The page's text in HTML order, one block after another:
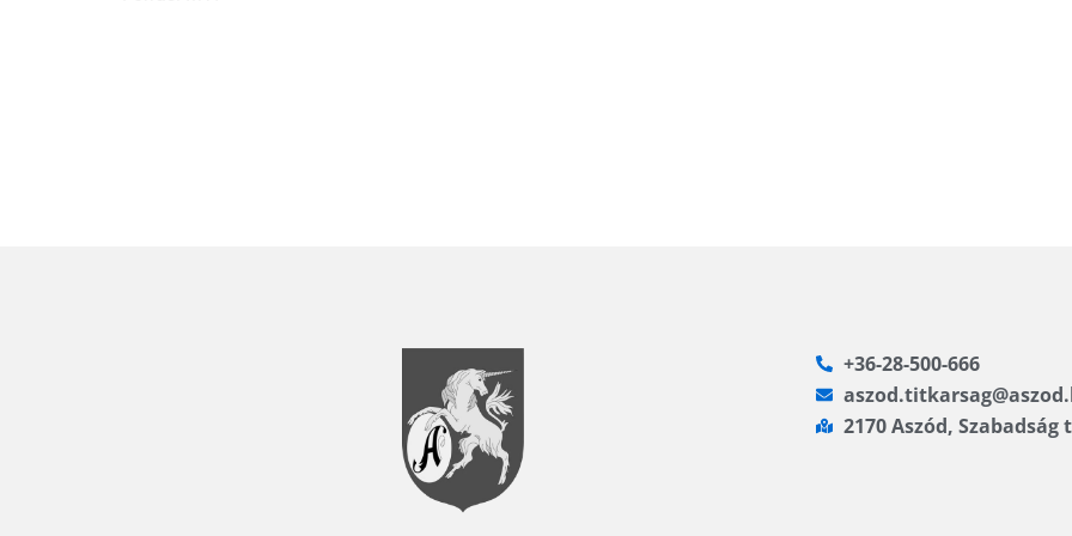
+36-28-500-666
2170 Aszód, Szabadság